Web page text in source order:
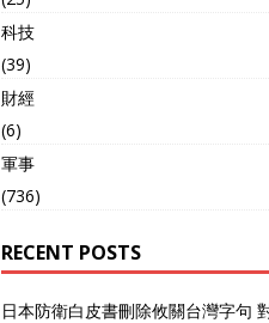
科技
(39)
財經
(6)
軍事
(736)
RECENT POSTS
日本防衛白皮書刪除攸關台灣字句